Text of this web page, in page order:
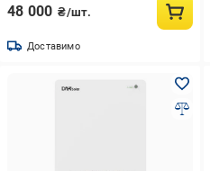
48 000 ₴/шт.
Доставимо